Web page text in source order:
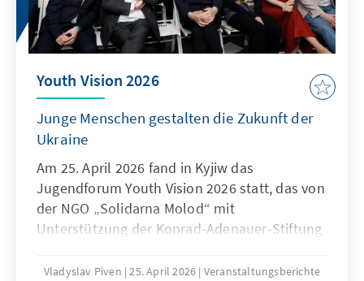
Youth Vision 2026
Junge Menschen gestalten die Zukunft der
Ukraine
Am 25. April 2026 fand in Kyjiw das
Jugendforum Youth Vision 2026 statt, das von
der NGO „Solidarna Molod“ mit
Unterstützung der Konrad-Adenauer-Stiftung
junge Menschen aus allen Regionen des
Vladyslav Piven 25. April 2026 Veranstaltungsberichte